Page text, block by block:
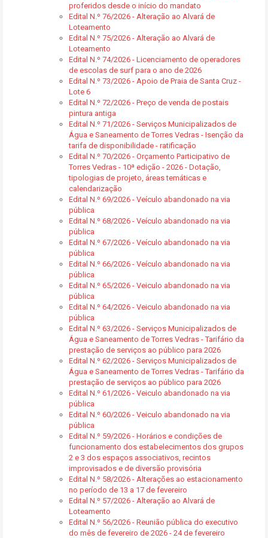
proferidos desde o início do mandato
Edital N.º 76/2026 - Alteração ao Alvará de
Loteamento
Edital N.º 75/2026 - Alteração ao Alvará de
Loteamento
Edital N.º 74/2026 - Licenciamento de operadores
de escolas de surf para o ano de 2026
Edital N.º 73/2026 - Apoio de Praia de Santa Cruz -
Lote 6
Edital N.º 72/2026 - Preço de venda de postais
pintura antiga
Edital N.º 71/2026 - Serviços Municipalizados de
Água e Saneamento de Torres Vedras - Isenção da
tarifa de disponibilidade - ratificação
Edital N.º 70/2026 - Orçamento Participativo de
Torres Vedras - 10ª edição - 2026 - Dotação,
tipologias de projeto, áreas temáticas e
calendarização
Edital N.º 69/2026 - Veículo abandonado na via
pública
Edital N.º 68/2026 - Veículo abandonado na via
pública
Edital N.º 67/2026 - Veículo abandonado na via
pública
Edital N.º 66/2026 - Veículo abandonado na via
pública
Edital N.º 65/2026 - Veiculo abandonado na via
pública
Edital N.º 64/2026 - Veiculo abandonado na via
pública
Edital N.º 63/2026 - Serviços Municipalizados de
Água e Saneamento de Torres Vedras - Tarifário da
prestação de serviços ao público para 2026
Edital N.º 62/2026 - Serviços Municipalizados de
Água e Saneamento de Torres Vedras - Tarifário da
prestação de serviços ao público para 2026
Edital N.º 61/2026 - Veiculo abandonado na via
pública
Edital N.º 60/2026 - Veiculo abandonado na via
pública
Edital N.º 59/2026 - Horários e condições de
funcionamento dos estabelecimentos dos grupos
2 e 3 dos espaços associativos, recintos
improvisados e de diversão provisória
Edital N.º 58/2026 - Alterações ao estacionamento
no período de 13 a 17 de fevereiro
Edital N.º 57/2026 - Alteração ao Alvará de
Loteamento
Edital N.º 56/2026 - Reunião pública do executivo
do mês de fevereiro de 2026 - 24 de fevereiro